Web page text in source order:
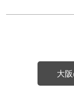
大